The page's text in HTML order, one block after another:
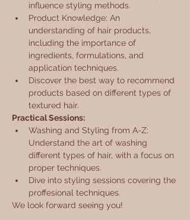
influence styling methods.
Product Knowledge: An
understanding of hair products,
including the importance of
ingredients, formulations, and
application techniques.
Discover the best way to recommend
products based on different types of
textured hair.
Practical Sessions:
Washing and Styling from A-Z:
Understand the art of washing
different types of hair, with a focus on
proper techniques.
Dive into styling sessions covering the
proffesional techniques.
We look forward seeing you!